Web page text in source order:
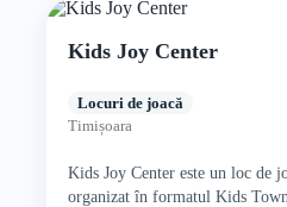
Kids Joy Center
Locuri de joacă
Timișoara
Kids Joy Center este un loc de
organizat în formatul Kids